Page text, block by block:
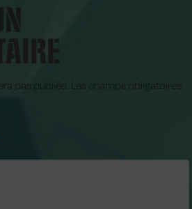
pas publiée.
Les champs obligatoires